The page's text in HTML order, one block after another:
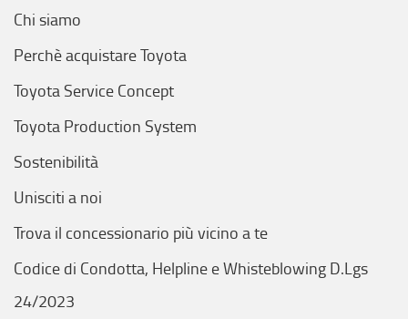
Chi siamo
Perchè acquistare Toyota
Toyota Service Concept
Toyota Production System
Sostenibilità
Unisciti a noi
Trova il concessionario più vicino a te
Codice di Condotta, Helpline e Whisteblowing D.Lgs
24/2023